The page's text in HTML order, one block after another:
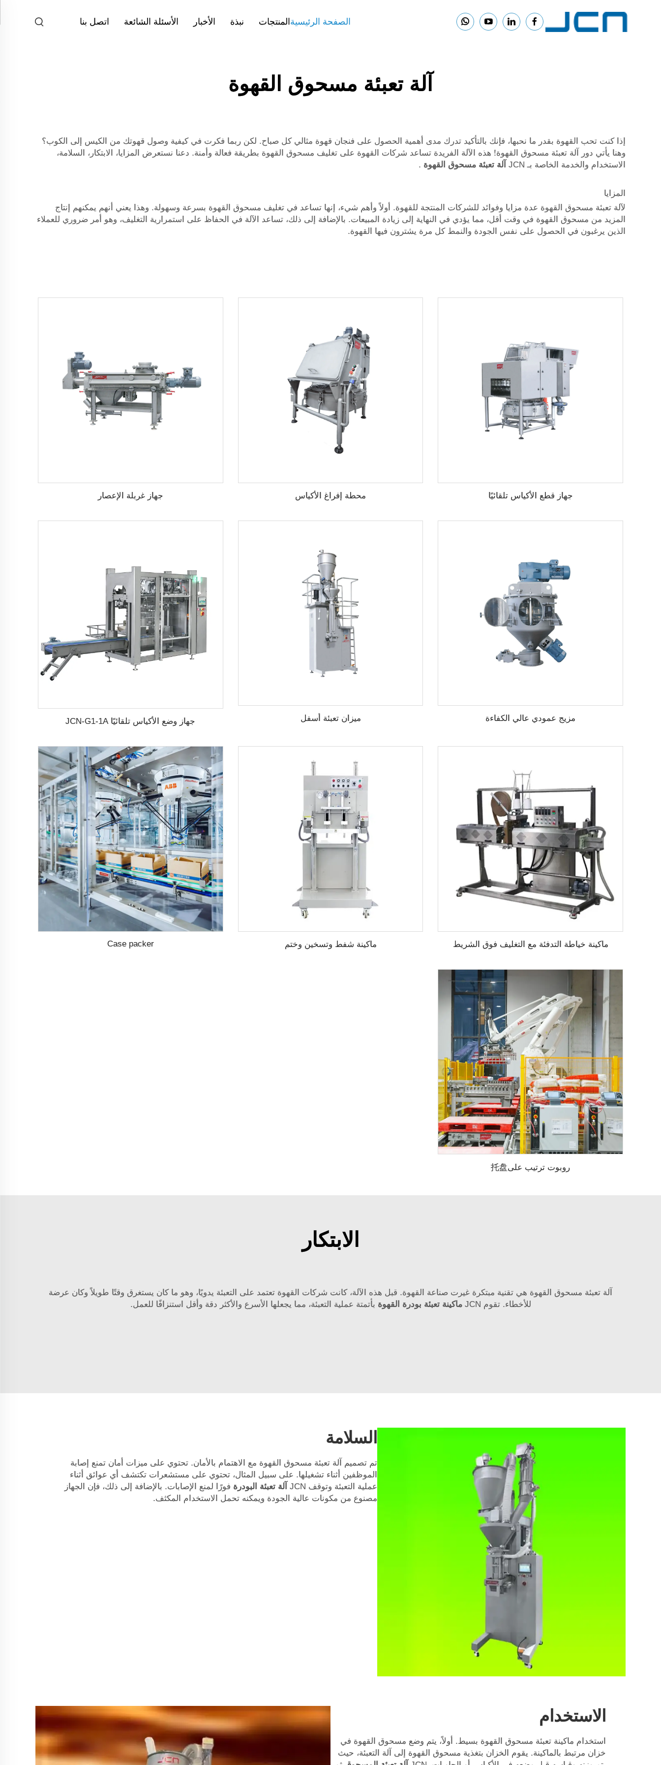
الصفحة الرئيسية المنتجات نبذة الأخبار الأسئلة الشائعة اتصل بنا
آلة تعبئة مسحوق القهوة
إذا كنت تحب القهوة بقدر ما نحبها، فإنك بالتأكيد تدرك مدى أهمية الحصول على فنجان قهوة مثالي كل صباح. لكن ربما فكرت في كيفية وصول قهوتك من الكيس إلى الكوب؟
وهنا يأتي دور آلة تعبئة مسحوق القهوة! هذه الآلة الفريدة تساعد شركات القهوة على تغليف مسحوق القهوة بطريقة فعالة وأمنة. دعنا نستعرض المزايا، الابتكار، السلامة،
الاستخدام والخدمة الخاصة بـ JCN
آلة تعبئة مسحوق القهوة .
المزايا
لآلة تعبئة مسحوق القهوة عدة مزايا وفوائد للشركات المنتجة للقهوة. أولاً وأهم شيء، إنها تساعد في تغليف مسحوق القهوة بسرعة وسهولة. وهذا يعني أنهم يمكنهم إنتاج
المزيد من مسحوق القهوة في وقت أقل، مما يؤدي في النهاية إلى زيادة المبيعات. بالإضافة إلى ذلك، تساعد الآلة في الحفاظ على استمرارية التغليف، وهو أمر ضروري للعملاء
الذين يرغبون في الحصول على نفس الجودة والنمط كل مرة يشترون فيها القهوة.
جهاز قطع الأكياس تلقائيًا محطة إفراغ الأكياس جهاز غربلة الإعصار
مزيج عمودي عالي الكفاءة ميزان تعبئة أسفل جهاز وضع الأكياس تلقائيًا JCN-G1-1A
ماكينة خياطة التدفئة مع التغليف فوق الشريط ماكينة شفط وتسخين وختم Case packer
روبوت ترتيب على托盘
الابتكار
آلة تعبئة مسحوق القهوة هي تقنية مبتكرة غيرت صناعة القهوة. قبل هذه الآلة، كانت شركات القهوة تعتمد على التعبئة يدويًا، وهو ما كان يستغرق وقتًا طويلاً وكان عرضة
للأخطاء. تقوم JCN
ماكينة تعبئة بودرة القهوة بأتمتة عملية التعبئة، مما يجعلها الأسرع والأكثر دقة وأقل استنزافًا للعمل.
السلامة
تم تصميم آلة تعبئة مسحوق القهوة مع الاهتمام بالأمان. تحتوي على ميزات أمان تمنع إصابة
الموظفين أثناء تشغيلها. على سبيل المثال، تحتوي على مستشعرات تكتشف أي عوائق أثناء
عملية التعبئة وتوقف JCN
آلة تعبئة البودرة فورًا لمنع الإصابات. بالإضافة إلى ذلك، فإن الجهاز
مصنوع من مكونات عالية الجودة ويمكنه تحمل الاستخدام المكثف.
الاستخدام
استخدام ماكينة تعبئة مسحوق القهوة بسيط. أولاً، يتم وضع مسحوق القهوة في
خزان مرتبط بالماكينة. يقوم الخزان بتغذية مسحوق القهوة إلى آلة التعبئة، حيث